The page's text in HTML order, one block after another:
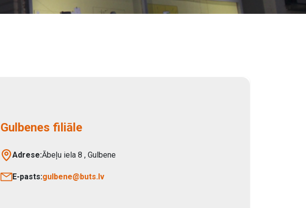
Gulbenes filiāle
Adrese:Ābeļu iela 8 , Gulbene
E-pasts:gulbene@buts.lv